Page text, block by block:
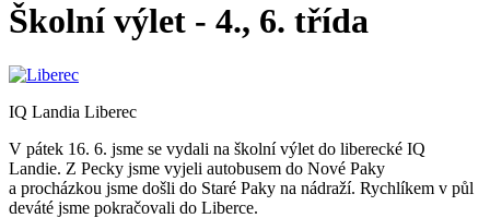
Školní výlet - 4., 6. třída
IQ Landia Liberec
V pátek 16. 6. jsme se vydali na školní výlet do liberecké IQ
Landie. Z Pecky jsme vyjeli autobusem do Nové Paky
a procházkou jsme došli do Staré Paky na nádraží. Rychlíkem v půl
deváté jsme pokračovali do Liberce.